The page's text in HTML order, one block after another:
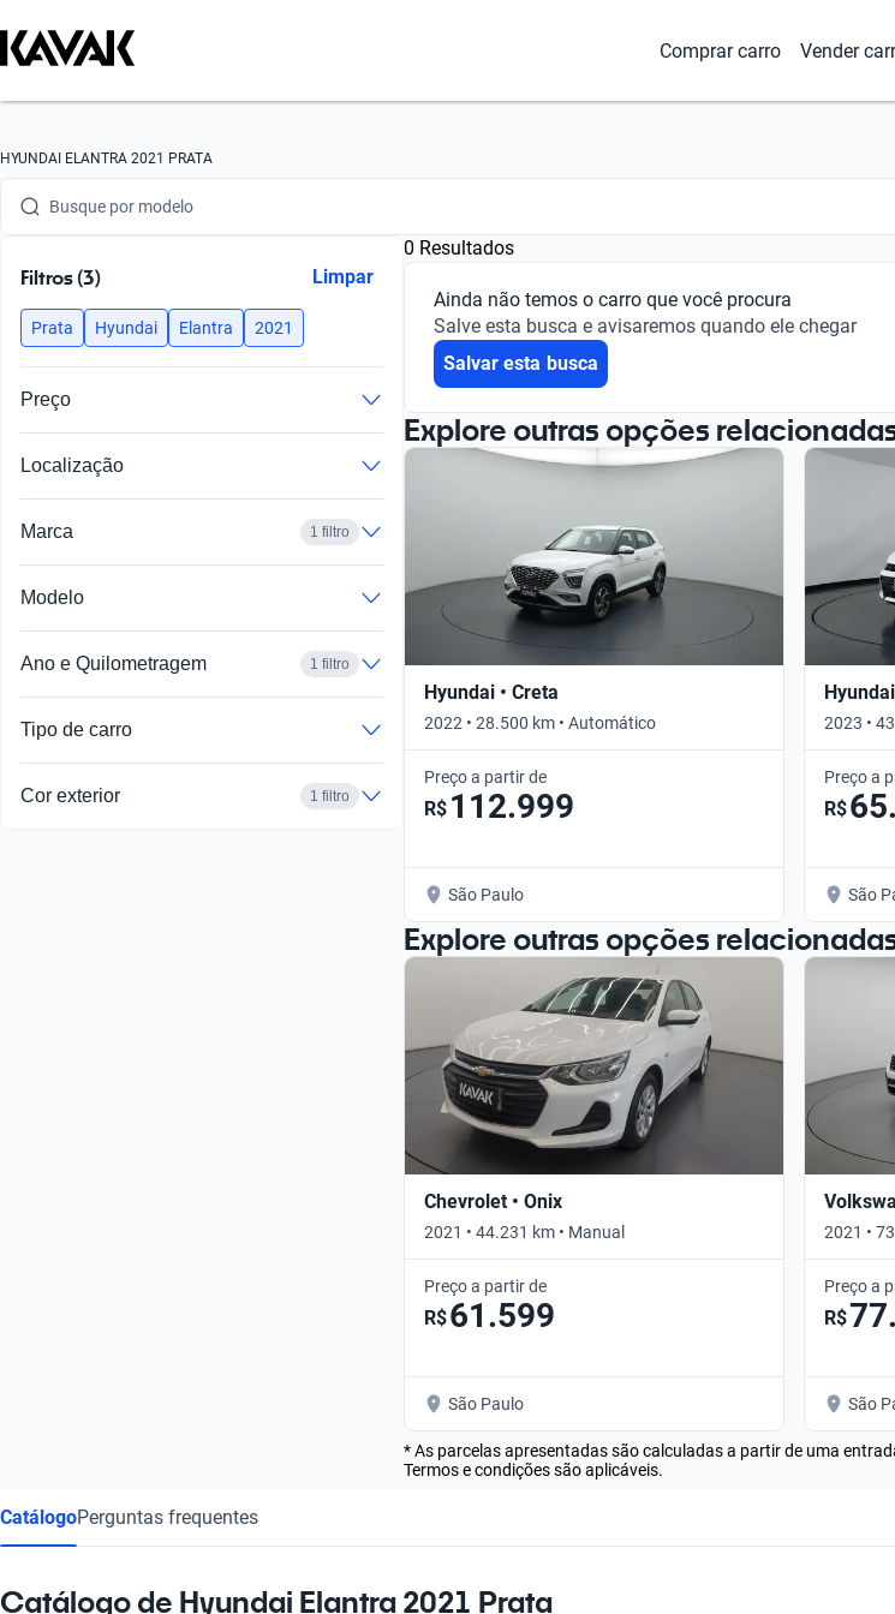
Comprar carro Vender
HYUNDAI ELANTRA 2021 PRATA
Busque por marca
Busque por modelo
Busque por ano
Busque por marca
Busque por versão
Busque por ano
Filtros (3) Limpar
Prata Hyundai Elantra 2021
Preço
Localização
Marca 1 filtro
Modelo
Ano e Quilometragem 1 filtro
Tipo de carro
Cor exterior 1 filtro
0 Resultados
Ainda não temos o carro que você procura
Salve esta busca e avisaremos quando ele chegar
Salvar esta busca
Explore outras opções
Hyundai • Creta
2022 • 28.500 km • Automático
Preço a partir de
R$ 112.999
São Paulo
2023 •
Preço a
R$
São
Explore outras opções
Chevrolet • Onix
2021 • 44.231 km • Manual
Preço a partir de
R$61.599
São Paulo
2021 •
Preço a
R$
São
* As parcelas apresentadas são calculadas a partir de uma
Termos e condições são aplicáveis.
CatálogoPerguntas frequentes
Catálogo de Hyundai Elantra 2021 Prata